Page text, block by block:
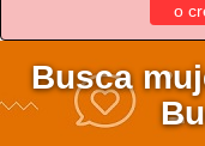
o
Busca